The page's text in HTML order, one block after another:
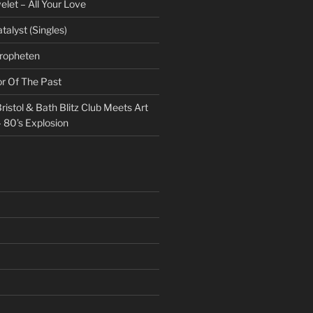
– All Your Love
(Singles)
Of The Past
& Bath Blitz Club Meets Art
Explosion